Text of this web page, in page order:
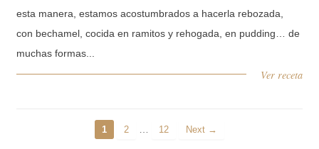
esta manera, estamos acostumbrados a hacerla rebozada,
con bechamel, cocida en ramitos y rehogada, en pudding… de
muchas formas...
Ver receta
1 2 … 12 Next →